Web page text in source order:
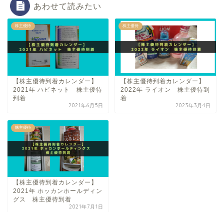
あわせて読みたい
株主優待
【株主優待到着カレンダー】
2021年 ハピネット 株主優待
到着
2021年6月5日
株主優待
【株主優待到着カレンダー】
2022年 ライオン 株主優待到
着
2023年3月4日
株主優待
【株主優待到着カレンダー】
2021年 ホッカンホールディン
グス 株主優待到着
2021年7月1日